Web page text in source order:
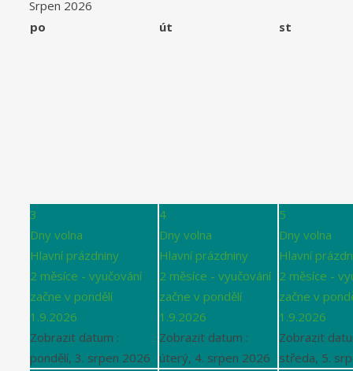
Srpen 2026
po
út st
3
Dny volna
Hlavní prázdniny
2 měsíce - vyučování
začne v pondělí
1.9.2026
Zobrazit datum :
pondělí, 3. srpen 2026
4
Dny volna
Hlavní prázdniny
2 měsíce - vyučování
začne v pondělí
1.9.2026
Zobrazit datum :
úterý, 4. srpen 2026
5
Dny volna
Hlavní
2 měsíce -
začne v
1.9.2026
Zobrazit
středa, 5.